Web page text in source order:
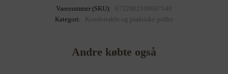
Varenummer (SKU):
6722602109697140
Kategori:
Komfortable og praktiske puffer
Andre købte også